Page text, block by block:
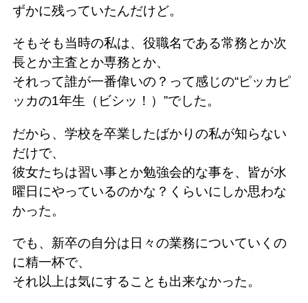
ずかに残っていたんだけど。
そもそも当時の私は、役職名である常務とか次
長とか主査とか専務とか、
それって誰が一番偉いの？って感じの“ピッカピ
ッカの1年生（ビシッ！）”でした。
だから、学校を卒業したばかりの私が知らない
だけで、
彼女たちは習い事とか勉強会的な事を、皆が水
曜日にやっているのかな？くらいにしか思わな
かった。
でも、新卒の自分は日々の業務についていくの
に精一杯で、
それ以上は気にすることも出来なかった。